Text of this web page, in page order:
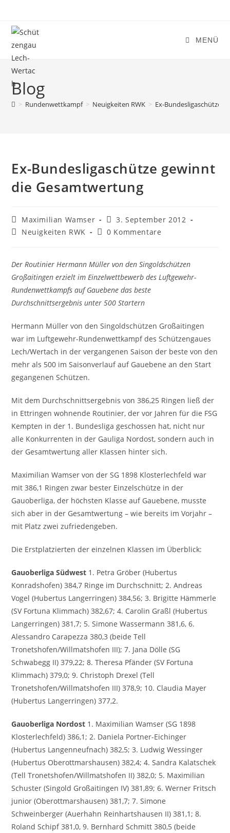
springen
MENÜ
Blog
> Rundenwettkampf > Neuigkeiten RWK > Ex-Bundesligaschütze
Ex-Bundesligaschütze gewinnt
die Gesamtwertung
Beitrags-
Autor:
Maximilian Wamser
Beitrag
veröffentlicht:
3. September 2012
Beitrags-
Neuigkeiten RWK
Beitrags-
0 Kommentare
Der Routinier Hermann Müller von den Singoldschützen
Großaitingen erzielt im Einzelwettbewerb des Luftgewehr-
Rundenwettkampfs auf Gauebene das beste
Durchschnittsergebnis unter 500 Startern
Hermann Müller von den Singoldschützen Großaitingen
war im Luftgewehr-Rundenwettkampf des Schützengaues
Lech/Wertach in der vergangenen Saison der beste von den
mehr als 500 im Saisonverlauf auf Gauebene an den Start
gegangenen Schützen.
Mit dem Durchschnittsergebnis von 386,25 Ringen ließ der
in Ettringen wohnende Routinier, der vor Jahren für die FSG
Kempten in der 1. Bundesliga geschossen hat, nicht nur
alle Konkurrenten in der Gauliga Nordost, sondern auch in
der Gesamtwertung aller Klassen hinter sich.
Maximilian Wamser von der SG 1898 Klosterlechfeld war
mit 386,1 Ringen zwar bester Einzelschütze in der
Gauoberliga, der höchsten Klasse auf Gauebene, musste
sich aber in der Gesamtwertung – wie bereits im Vorjahr –
mit Platz zwei zufriedengeben.
Die Erstplatzierten der einzelnen Klassen im Überblick:
Gauoberliga Südwest 1. Petra Gröber (Hubertus
Konradshofen) 384,7 Ringe im Durchschnitt; 2. Andreas
Vogel (Hubertus Langerringen) 384,56; 3. Brigitte Hämmerle
(SV Fortuna Klimmach) 382,67; 4. Carolin Graßl (Hubertus
Langerringen) 381,7; 5. Simone Wassermann 381,6, 6.
Alessandro Carapezza 380,3 (beide Tell
Tronetshofen/Willmatshofen III); 7. Jana Dölle (SG
Schwabegg II) 379,22; 8. Theresa Pfänder (SV Fortuna
Klimmach) 379,0; 9. Christoph Drexel (Tell
Tronetshofen/Willmatshofen III) 378,9; 10. Claudia Mayer
(Hubertus Langerringen) 377,2.
Gauoberliga Nordost 1. Maximilian Wamser (SG 1898
Klosterlechfeld) 386,1; 2. Daniela Portner-Eichinger
(Hubertus Langenneufnach) 382,5; 3. Ludwig Wessinger
(Hubertus Oberottmarshausen) 382,4; 4. Sandra Kalatschek
(Tell Tronetshofen/Willmatshofen II) 382,0; 5. Maximilian
Schuster (Singold Großaitingen IV) 381,89; 6. Werner Fritsch
junior (Oberottmarshausen) 381,7; 7. Simone
Schweinberger (Auerhahn Reinhartshausen II) 381,1; 8.
Roland Schipf 381,0, 9. Bernhard Schmitt 380,5 (beide